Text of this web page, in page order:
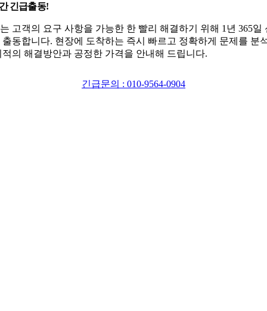
긴급출동!
고객의 요구 사항을 가능한 한 빨리 해결하기 위해 1년 365일
출동합니다. 현장에 도착하는 즉시 빠르고 정확하게 문제를 분
적의 해결방안과 공정한 가격을 안내해 드립니다.
긴급문의 : 010-9564-0904